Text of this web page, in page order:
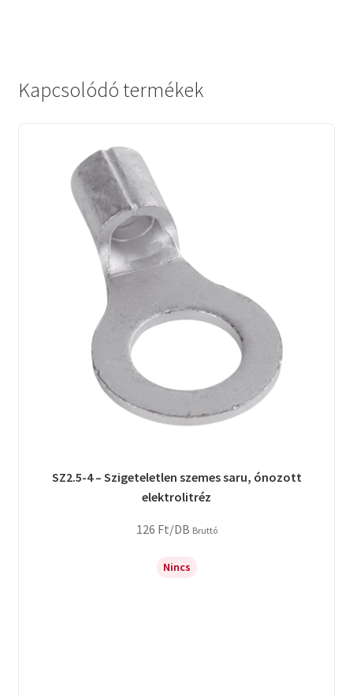
Kapcsolódó termékek
SZ2.5-4 – Szigeteletlen szemes saru, ónozott
elektrolitréz
126 Ft/DB Bruttó
Nincs